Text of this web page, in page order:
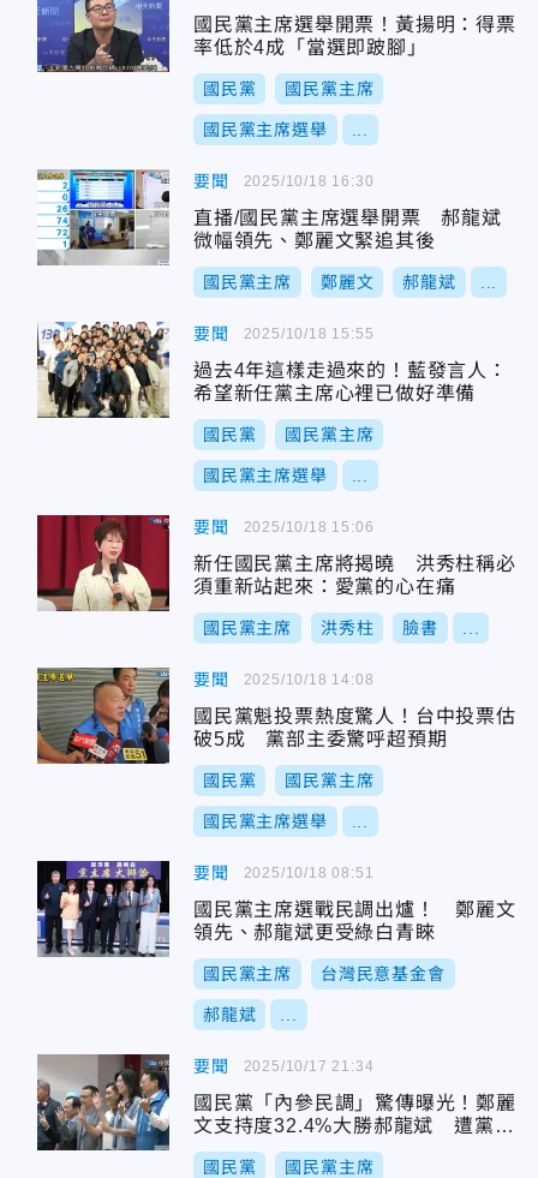
國民黨主席選舉開票！黃揚明：得票
率低於4成「當選即跛腳」
國民黨 國民黨主席
國民黨主席選舉
要聞
直播/國民黨主席選舉開票 郝龍斌
微幅領先、鄭麗文緊追其後
國民黨主席 鄭麗文 郝龍斌
2025/10/18 16:30
要聞
過去4年這樣走過來的！藍發言人：
希望新任黨主席心裡已做好準備
國民黨 國民黨主席
國民黨主席選舉
2025/10/18 15:55
要聞
新任國民黨主席將揭曉 洪秀柱稱必
須重新站起來：愛黨的心在痛
國民黨主席 洪秀柱 臉書
2025/10/18 15:06
要聞
國民黨魁投票熱度驚人！台中投票估
破5成 黨部主委驚呼超預期
國民黨 國民黨主席
國民黨主席選舉
2025/10/18 14:08
要聞
國民黨主席選戰民調出爐！ 鄭麗文
領先、郝龍斌更受綠白青睞
國民黨主席 台灣民意基金會
郝龍斌
2025/10/18 08:51
要聞
國民黨「內參民調」驚傳曝光！鄭麗
文支持度32.4%大勝郝龍斌 遭黨中
央否認
國民黨 國民黨主席
2025/10/17 21:34